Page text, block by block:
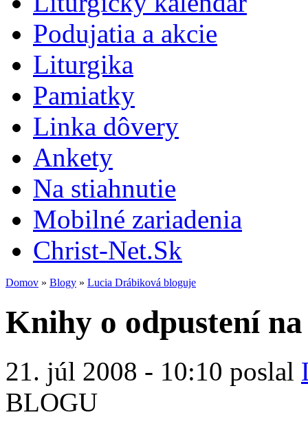
Podujatia a akcie
Liturgika
Pamiatky
Linka dôvery
Ankety
Na stiahnutie
Mobilné zariadenia
Christ-Net.Sk
Domov » Blogy » Lucia Drábiková bloguje
Knihy o odpustení
21. júl 2008 - 10:10 poslal
BLOGU